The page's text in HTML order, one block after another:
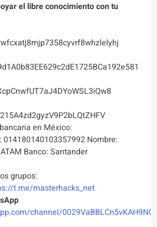
el libre conocimiento con tu
en México:
014180140103357992 Nombre:
Banco: Santander
grupos:
t.me/masterhacks_net
channel/